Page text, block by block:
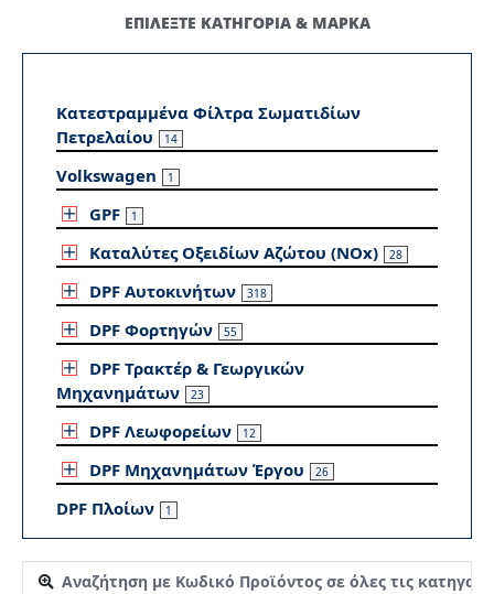
ΕΠΙΛΕΞΤΕ ΚΑΤΗΓΟΡΙΑ & ΜΑΡΚΑ
Κατεστραμμένα Φίλτρα Σωματιδίων
Πετρελαίου
14
Volkswagen 1
GPF 1
Καταλύτες Οξειδίων Αζώτου (NOx) 28
DPF Αυτοκινήτων 318
DPF Φορτηγών 55
DPF Τρακτέρ & Γεωργικών
Μηχανημάτων
23
DPF Λεωφορείων 12
DPF Μηχανημάτων Έργου 26
DPF Πλοίων 1